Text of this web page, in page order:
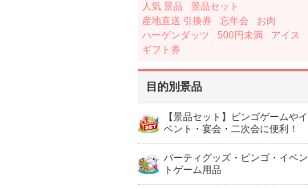
人気 景品
景品セット
産地直送 引換券
忘年会
お肉
ハーゲンダッツ
500円未満
アイス
ギフト券
目的別景品
【景品セット】ビンゴゲームやイ
ベント・宴会・二次会に便利！
パーティグッズ・ビンゴ・イベン
トゲーム用品